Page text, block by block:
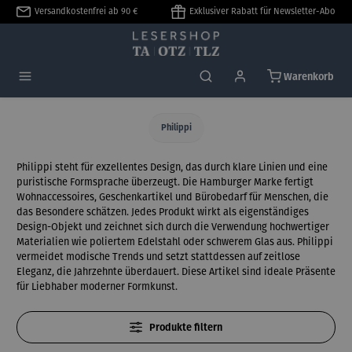
springen
Versandkostenfrei ab 90 € Exklusiver Rabatt für Newsletter-Abo
Warenkorb
Philippi
Philippi steht für exzellentes Design, das durch klare Linien und eine
puristische Formsprache überzeugt. Die Hamburger Marke fertigt
Wohnaccessoires, Geschenkartikel und Bürobedarf für Menschen, die
das Besondere schätzen. Jedes Produkt wirkt als eigenständiges
Design-Objekt und zeichnet sich durch die Verwendung hochwertiger
Materialien wie poliertem Edelstahl oder schwerem Glas aus. Philippi
vermeidet modische Trends und setzt stattdessen auf zeitlose
Eleganz, die Jahrzehnte überdauert. Diese Artikel sind ideale Präsente
für Liebhaber moderner Formkunst.
Produkte filtern